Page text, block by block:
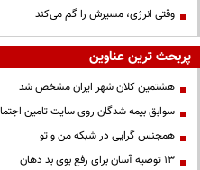
وقتی انرژی، مسیرش را گم می‌کند
پربحث ترین عناوین
هشتمین کلان شهر ایران مشخص شد
سوابق بیمه شدگان روی سایت تامین
همجنس گرایی در شبکه من و تو
13 توصیه آسان برای رفع بوی بد دهان